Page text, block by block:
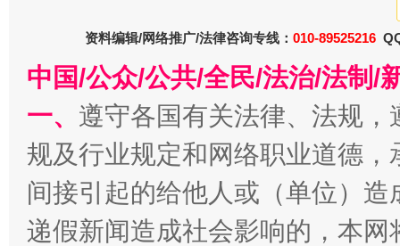
资料编辑/网络推广/法律咨询专线： 010-89525216
中国/公众/公共/全民/法治/法制/
一、 遵守各国有关法律、法规
规及行业规定和网络职业道德
间接引起的给他人或（单位）
递假新闻造成社会影响的，本